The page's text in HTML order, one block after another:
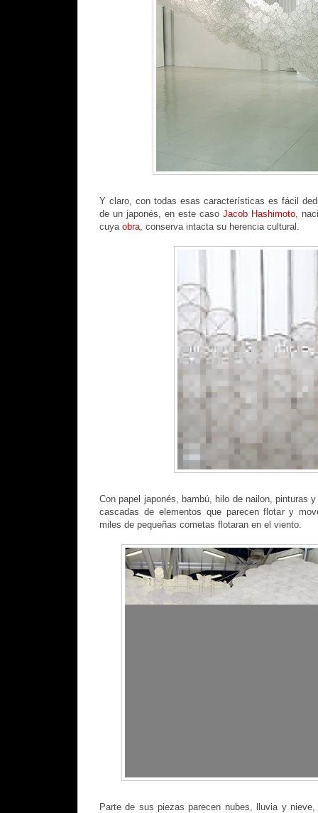
Y claro, con todas esas características es fácil
de un japonés, en este caso Jacob Hashimoto,
cuya obra, conserva intacta su herencia cultural.
Con papel japonés, bambú, hilo de nailon, pinturas
cascadas de elementos que parecen flotar y
miles de pequeñas cometas flotaran en el viento.
Parte de sus piezas parecen nubes, lluvia y